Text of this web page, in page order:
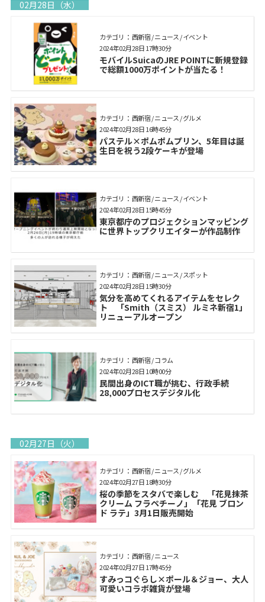
02月28日（水）
カテゴリ： 西新宿 / ニュース / イベント
モバイルSuicaのJRE POINTに新規登録
で総額1000万ポイントが当たる！
2024年02月28日 17時30分
カテゴリ： 西新宿 / ニュース / グルメ
パステル×ポムポムプリン、5年目は誕
生日を祝う2段ケーキが登場
2024年02月28日 16時45分
カテゴリ： 西新宿 / ニュース / イベント
東京都庁のプロジェクションマッピング
に世界トップクリエイターが作品制作
2024年02月28日 15時45分
カテゴリ： 西新宿 / ニュース / スポット
気分を高めてくれるアイテムをセレク
ト 「Smith（スミス） ルミネ新宿1」
リニューアルオープン
2024年02月28日 15時30分
カテゴリ： 西新宿 / コラム
民間出身のICT職が挑む、行政手続
28,000プロセスデジタル化
2024年02月28日 10時00分
02月27日（火）
カテゴリ： 西新宿 / ニュース / グルメ
桜の季節をスタバで楽しむ 「花見抹茶
クリーム フラペチーノ」「花見 ブロン
ド ラテ」3月1日販売開始
2024年02月27日 18時30分
カテゴリ： 西新宿 / ニュース
すみっコぐらし×ポール＆ジョー、大人
可愛いコラボ雑貨が登場
2024年02月27日 17時45分